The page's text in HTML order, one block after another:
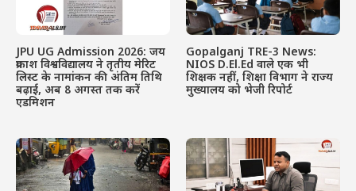
JPU UG Admission 2026: जय
प्रकाश विश्वविद्यालय ने तृतीय मेरिट
लिस्ट के नामांकन की अंतिम तिथि
बढ़ाई, अब 8 अगस्त तक करें
एडमिशन
Gopalganj TRE-3 News:
NIOS D.El.Ed वाले एक भी
शिक्षक नहीं, शिक्षा विभाग ने राज्य
मुख्यालय को भेजी रिपोर्ट